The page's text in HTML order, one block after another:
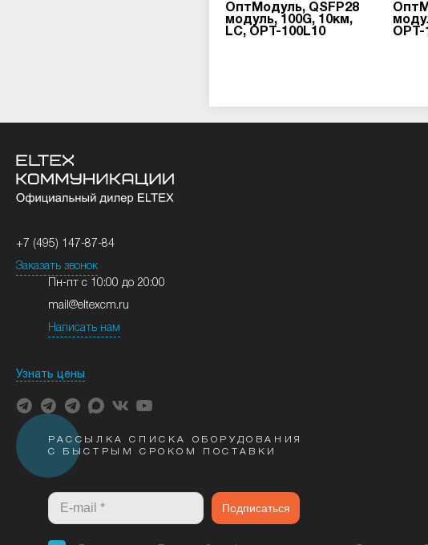
ОптМодуль, QSFP28
модуль, 100G, 10км,
LC, OPT-100L10
OPT-
+7 (495) 147-87-84
Заказать звонок
Пн-пт с 10:00 до 20:00
mail@eltexcm.ru
Написать нам
Узнать цены
РАССЫЛКА СПИСКА ОБОРУДОВАНИЯ
С БЫСТРЫМ СРОКОМ ПОСТАВКИ
Подписаться